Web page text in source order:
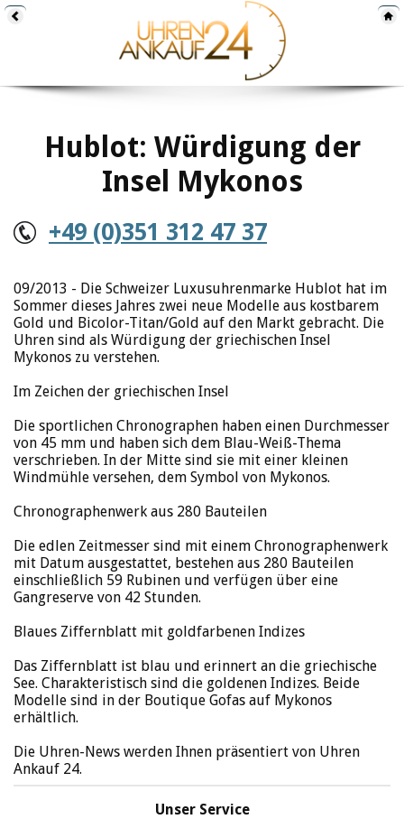
Hublot: Würdigung der
Insel Mykonos
+49 (0)351 312 47 37
09/2013 - Die Schweizer Luxusuhrenmarke Hublot hat im
Sommer dieses Jahres zwei neue Modelle aus kostbarem
Gold und Bicolor-Titan/Gold auf den Markt gebracht. Die
Uhren sind als Würdigung der griechischen Insel
Mykonos zu verstehen.
Im Zeichen der griechischen Insel
Die sportlichen Chronographen haben einen Durchmesser
von 45 mm und haben sich dem Blau-Weiß-Thema
verschrieben. In der Mitte sind sie mit einer kleinen
Windmühle versehen, dem Symbol von Mykonos.
Chronographenwerk aus 280 Bauteilen
Die edlen Zeitmesser sind mit einem Chronographenwerk
mit Datum ausgestattet, bestehen aus 280 Bauteilen
einschließlich 59 Rubinen und verfügen über eine
Gangreserve von 42 Stunden.
Blaues Ziffernblatt mit goldfarbenen Indizes
Das Ziffernblatt ist blau und erinnert an die griechische
See. Charakteristisch sind die goldenen Indizes. Beide
Modelle sind in der Boutique Gofas auf Mykonos
erhältlich.
Die Uhren-News werden Ihnen präsentiert von Uhren
Ankauf 24.
Unser Service